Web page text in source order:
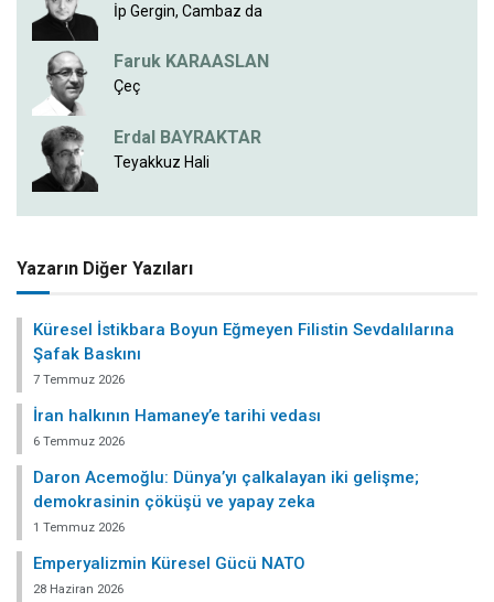
İp Gergin, Cambaz da
Faruk KARAASLAN
Çeç
Erdal BAYRAKTAR
Teyakkuz Hali
Yazarın Diğer Yazıları
Küresel İstikbara Boyun Eğmeyen Filistin Sevdalılarına
Şafak Baskını
7 Temmuz 2026
İran halkının Hamaney’e tarihi vedası
6 Temmuz 2026
Daron Acemoğlu: Dünya’yı çalkalayan iki gelişme;
demokrasinin çöküşü ve yapay zeka
1 Temmuz 2026
Emperyalizmin Küresel Gücü NATO
28 Haziran 2026